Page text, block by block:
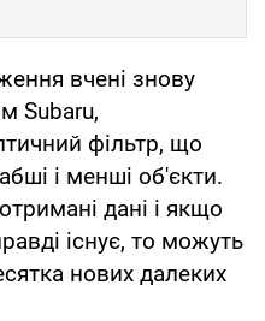
вчені знову
Subaru,
фільтр, що
і менші об'єкти.
дані і якщо
існує, то можуть
нових далеких